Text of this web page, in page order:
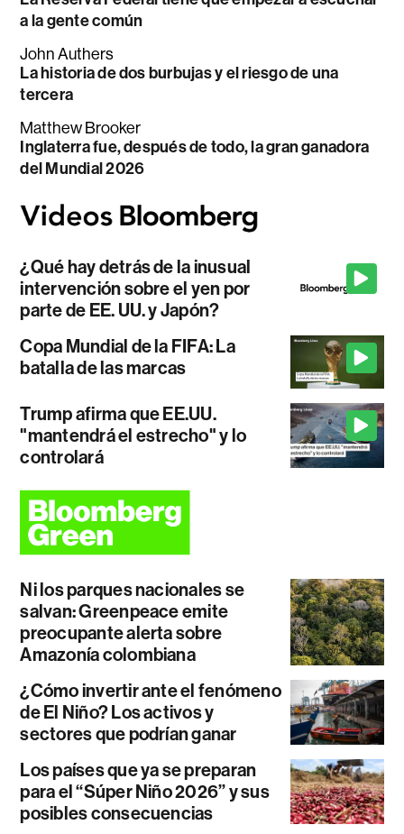
a la gente común
John Authers
La historia de dos burbujas y el riesgo de una
tercera
Matthew Brooker
Inglaterra fue, después de todo, la gran ganadora
del Mundial 2026
¿Qué hay detrás de la inusual
intervención sobre el yen por
parte de EE. UU. y Japón?
Copa Mundial de la FIFA: La
batalla de las marcas
Trump afirma que EE.UU.
"mantendrá el estrecho" y lo
controlará
Ni los parques nacionales se
salvan: Greenpeace emite
preocupante alerta sobre
Amazonía colombiana
¿Cómo invertir ante el fenómeno
de El Niño? Los activos y
sectores que podrían ganar
Los países que ya se preparan
para el “Súper Niño 2026” y sus
posibles consecuencias